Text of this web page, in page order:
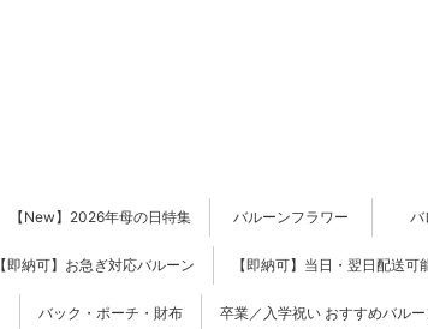
【New】2026年母の日特集 バルーンフラワー バ
【即納可】お急ぎ対応バルーン 【即納可】当日・翌日配送可
バック・ポーチ・財布 卒業／入学祝い おすすめバルー